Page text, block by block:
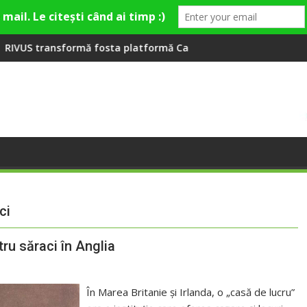
la Fashion Village
platformă Carbochim într-un nou centru cultural și de
Când luna devine o
săraci în Anglia
În Marea Britanie și Irlanda, o „casă de lucru”